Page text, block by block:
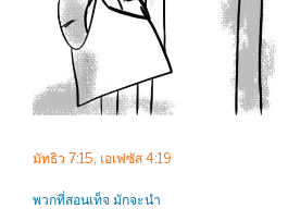
มัทธิว 7:15, เอเฟซัส 4:19
พวกที่สอนเท็จ มักจะนำ